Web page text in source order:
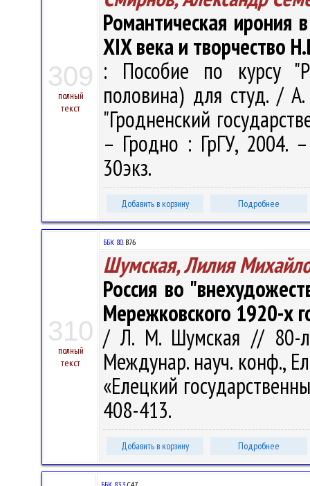
309
полный
текст
Романтическая ирония
XIX века и творчество
: Пособие по курсу
половина) для студ. /
"Гродненский
– Гродно : ГрГУ, 2004.
30экз.
Добавить в корзину Подробнее
310
полный
текст
ББК 80.В76
Шумская, Лилия
Россия во
Мережковского 1920-х
/ Л. М. Шумская // 80-
Междунар. науч. конф.,
«Елецкий
408-413.
Добавить в корзину Подробнее